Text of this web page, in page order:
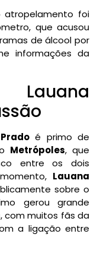
atropelamento foi
que acusou
de álcool por
informações da
Lauana
é primo de
Metrópoles, que
entre os dois
Lauana
sobre o
gerou grande
com muitos fãs da
a ligação entre